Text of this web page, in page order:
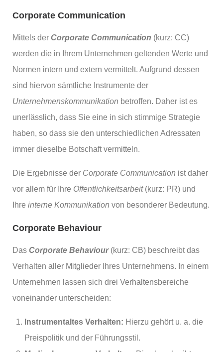
Corporate Communication
Mittels der Corporate Communication (kurz: CC)
werden die in Ihrem Unternehmen geltenden Werte und
Normen intern und extern vermittelt. Aufgrund dessen
sind hiervon sämtliche Instrumente der
Unternehmenskommunikation betroffen. Daher ist es
unerlässlich, dass Sie eine in sich stimmige Strategie
haben, so dass sie den unterschiedlichen Adressaten
immer dieselbe Botschaft vermitteln.
Die Ergebnisse der Corporate Communication ist daher
vor allem für Ihre Öffentlichkeitsarbeit(kurz: PR) und
Ihre interne Kommunikation von besonderer Bedeutung.
Corporate Behaviour
Das Corporate Behaviour(kurz: CB) beschreibt das
Verhalten aller Mitglieder Ihres Unternehmens. In einem
Unternehmen lassen sich drei Verhaltensbereiche
voneinander unterscheiden:
Instrumentaltes Verhalten: Hierzu gehört u. a. die
Preispolitik und der Führungsstil.